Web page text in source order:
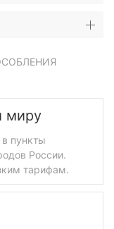
миру
пункты
России.
тарифам.